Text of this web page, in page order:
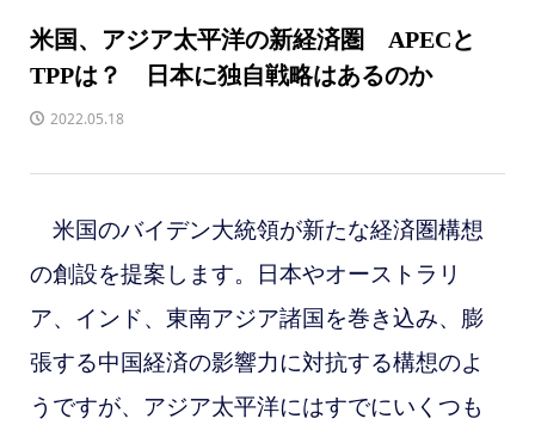
米国、アジア太平洋の新経済圏 APECと
TPPは？ 日本に独自戦略はあるのか
2022.05.18
米国のバイデン大統領が新たな経済圏構想
の創設を提案します。日本やオーストラリ
ア、インド、東南アジア諸国を巻き込み、膨
張する中国経済の影響力に対抗する構想のよ
うですが、アジア太平洋にはすでにいくつも